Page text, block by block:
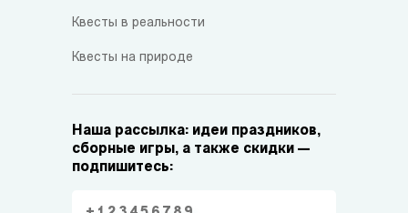
Квесты в реальности
Квесты на природе
Наша рассылка: идеи праздников,
сборные игры, а также скидки —
подпишитесь: